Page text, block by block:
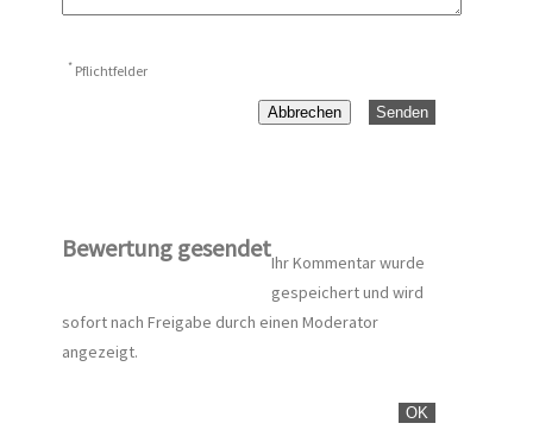
* Pflichtfelder
Abbrechen Senden
Bewertung gesendet
Ihr Kommentar wurde
gespeichert und wird
sofort nach Freigabe durch einen Moderator
angezeigt.
OK